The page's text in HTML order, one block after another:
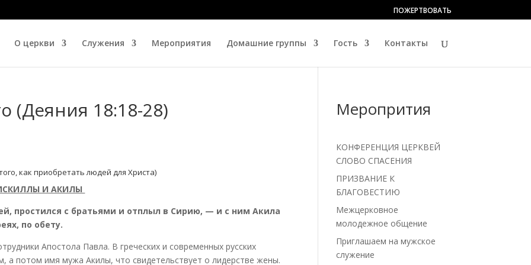
ПОЖЕРТВОВАТЬ
О церкви Служения Мероприятия Домашние группы Гость Контакты
(Деяния 18:18-28)
как приобретать людей для Христа)
И АКИЛЫ
простился с братьями и отплыл в Сирию, — и с ним Акила
по обету.
Апостола Павла. В греческих и современных русских
а потом имя мужа Акилы, что свидетельствует о лидерстве жены.
Меропрития
КОНФЕРЕНЦИЯ ЦЕРКВЕЙ
СЛОВО СПАСЕНИЯ
ПРИЗВАНИЕ К
БЛАГОВЕСТИЮ
Межцерковное
молодежное общение
Приглашаем на мужское
служение